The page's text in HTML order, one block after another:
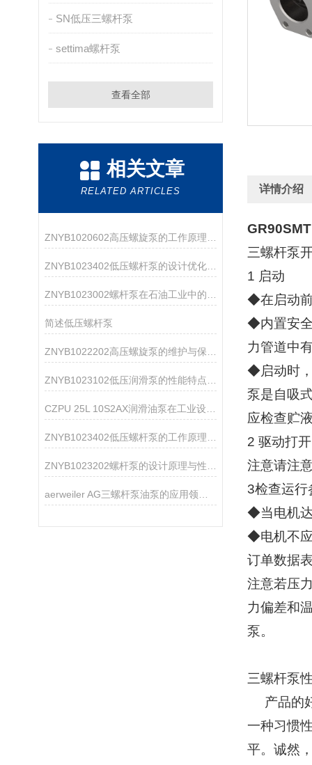
SN低压三螺杆泵
settima螺杆泵
查看全部
相关文章
RELATED ARTICLES
ZNYB1023402低压螺杆泵的设计优化与改进
简述低压螺杆泵
详情介绍
三螺杆泵
1 启动
◆在启动
◆内置安全
力管道中
◆启动时，
泵是自吸
应检查贮
2 驱动打
注意请注
3检查运行
◆当电机
◆电机不应
订单数据
注意若压
力偏差和
泵。
三螺杆泵
产品的好
一种习惯
平。诚然